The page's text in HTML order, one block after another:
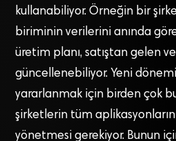
kullanabiliyor. Örneğin bir
biriminin verilerini anında
üretim planı, satıştan gelen
güncellenebiliyor. Yeni
yararlanmak için birden çok
şirketlerin tüm
yönetmesi gerekiyor. Bunun